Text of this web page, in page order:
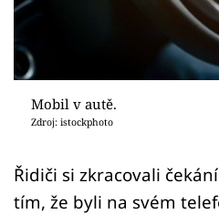
Mobil v autě.
Zdroj: istockphoto
Řidiči si zkracovali
tím, že byli na svém